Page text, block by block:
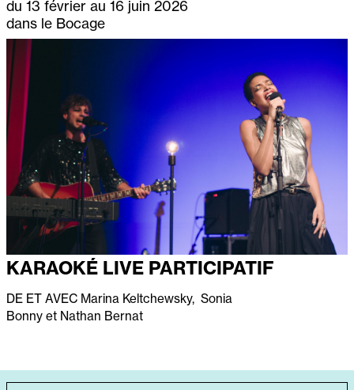
du 13 février au 16 juin 2026
dans le Bocage
KARAOKÉ LIVE PARTICIPATIF
DE ET AVECMarina Keltchewsky, Sonia
Bonny et Nathan Bernat